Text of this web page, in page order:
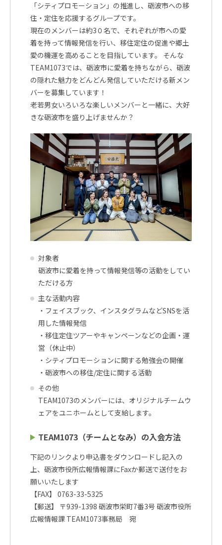
「シティプロモーション」の推進し、砺波市への移
住・定住を応援するグループです。
現在のメンバーは約3０名で、それぞれが市への愛
着を持って情報発信を行い、移住定住の促進や郷土
愛の機運を高めることを目指しています。 そんな
TEAM1073では、砺波市に愛着を持ちながら、砺波
の隠れた魅力をどんどん発信していただける新メン
バーを募集しています！
老若男女いろいろな楽しいメンバーと一緒に、大好
きな砺波市を盛り上げませんか？
対象者
砺波市に愛着を持って情報発信等の活動をしてい
ただける方
主な活動内容
・フェイスブック、インスタグラムなどSNSを活
用した情報発信
・移住定住ツアーやキャンペーンなどの企画・運
営（休止中）
・シティプロモーションに関する勉強会の開催
・砺波市への移住/定住に関する活動
その他
TEAM1073のメンバーには、オリジナルチームウ
ェアをユニホームとして支給します。
TEAM1073（チームとなみ）の入会方法
下記のリンクより申込書をダウンロードし記入の
上、砺波市役所広報情報課にFaxか郵送で送付をお
願いいたします
【FAX】 0763-33-5325
【郵送】 〒939-1398 砺波市栄町7番3号 砺波市役所
広報情報課 TEAM1073事務局 宛